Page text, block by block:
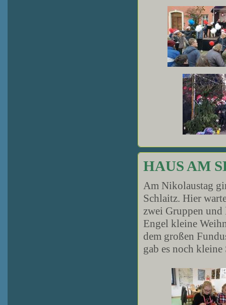
HAUS AM
Am Nikolaustag
Schlaitz. Hier
zwei Gruppen und
Engel kleine
dem großen
gab es noch